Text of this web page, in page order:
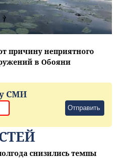
причину неприятного
в Обояни
СМИ
Отправить
снизились темпы